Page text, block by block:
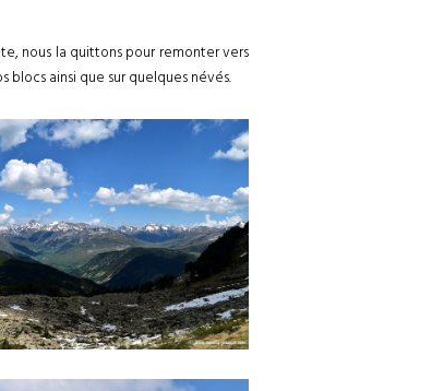
nous la quittons pour remonter vers
blocs ainsi que sur quelques névés.